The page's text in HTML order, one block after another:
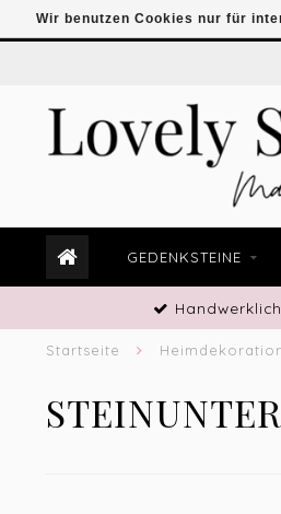
GEDENKSTEINE
Startseite
Wir benutzen Cookies nur für